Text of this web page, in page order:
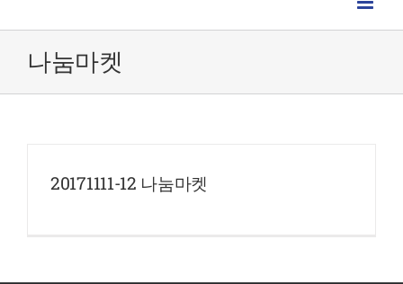
나눔마켓
20171111-12 나눔마켓